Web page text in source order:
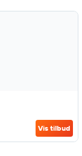
Vis tilbud